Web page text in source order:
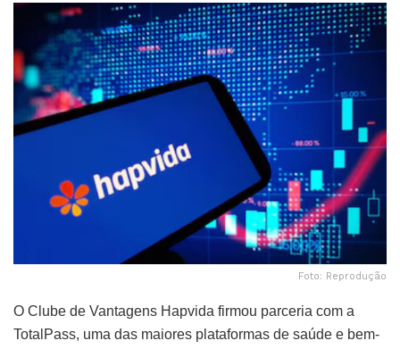
Foto: Reprodução
O Clube de Vantagens Hapvida firmou parceria com a
TotalPass, uma das maiores plataformas de saúde e bem-